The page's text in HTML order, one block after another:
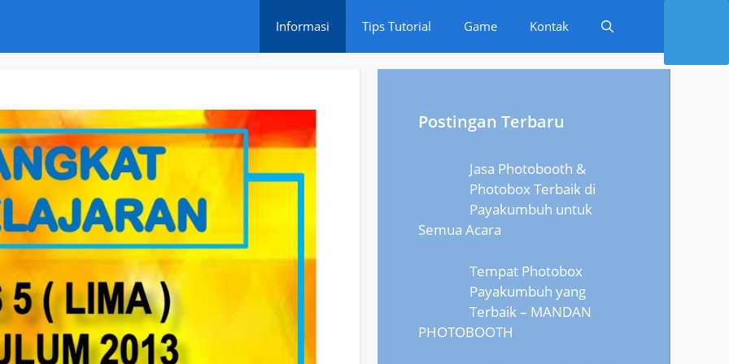
Informasi Tips Tutorial Game Kontak
Postingan Terbaru
Jasa Photobooth &
Photobox Terbaik di
Payakumbuh untuk
Semua Acara
Tempat Photobox
Payakumbuh yang
Terbaik – MANDAN
PHOTOBOOTH